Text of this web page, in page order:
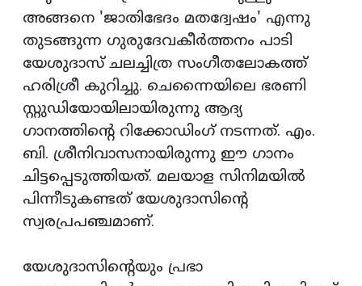
അങ്ങനെ 'ജാതിഭേദം മതദ്വേഷം' എന്നു
തുടങ്ങുന്ന ഗുരുദേവകീര്‍ത്തനം പാടി
യേശുദാസ് ചലച്ചിത്ര സംഗീതലോകത്ത്
ഹരിശ്രീ കുറിച്ചു. ചെന്നൈയിലെ ഭരണി
സ്റ്റുഡിയോയിലായിരുന്നു ആദ്യ
ഗാനത്തിന്റെ റിക്കോഡിംഗ് നടന്നത്. എം.
ബി. ശ്രീനിവാസനായിരുന്നു ഈ ഗാനം
ചിട്ടപ്പെടുത്തിയത്. മലയാള സിനിമയില്‍
പിന്നീടുകണ്ടത് യേശുദാസിന്റെ
സ്വരപ്രപഞ്ചമാണ്.
യേശുദാസിന്റെയും പ്രഭാ